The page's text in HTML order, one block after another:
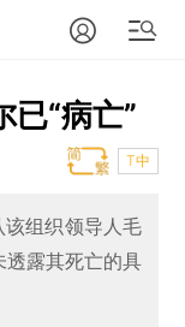
已“病亡”
T中
组织领导人毛
透露其死亡的具